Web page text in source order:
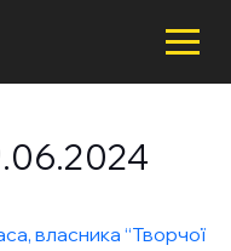
власника “Творчої
X
X